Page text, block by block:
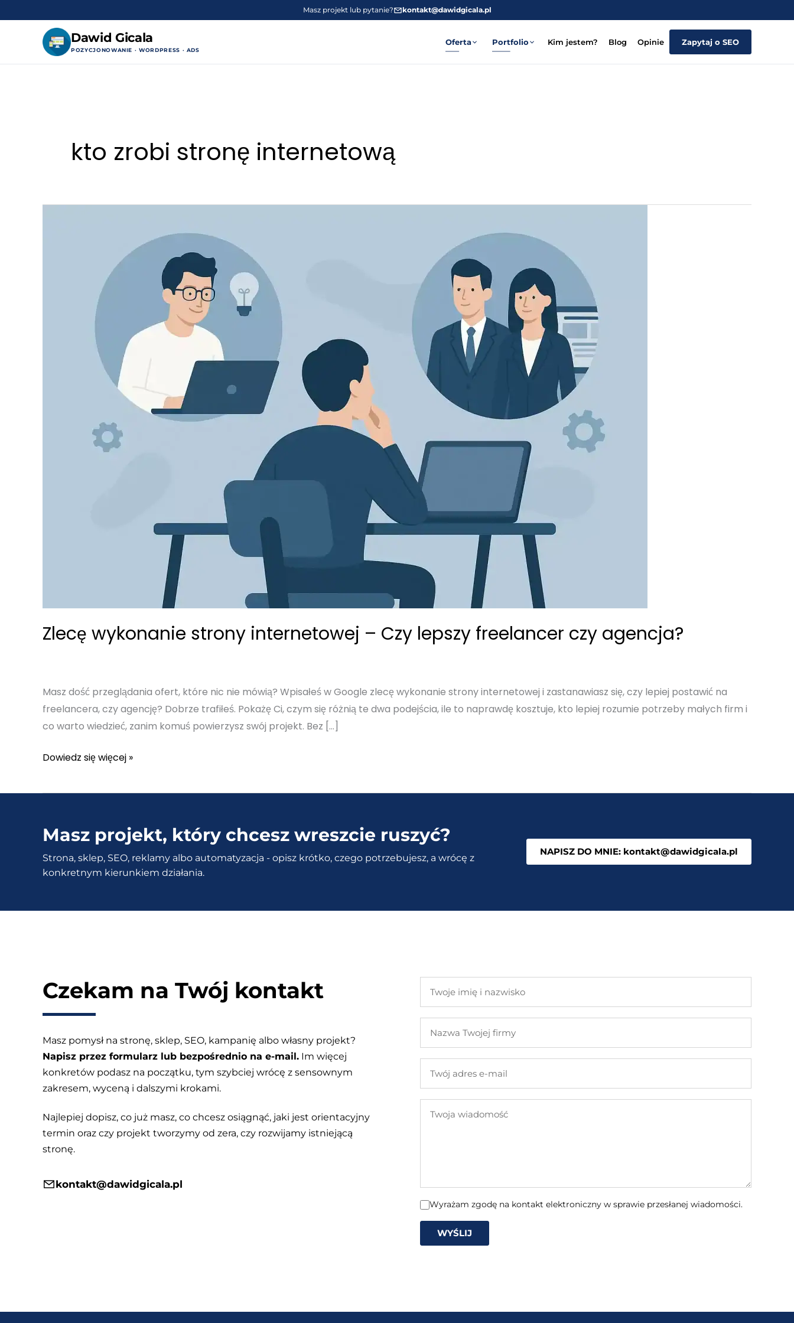
Masz projekt lub pytanie? kontakt@dawidgicala.pl
Dawid Gicala
POZYCJONOWANIE · WORDPRESS · ADS
Oferta Portfolio Kim jestem? Blog Opinie Zapytaj o SEO
kto zrobi stronę internetową
Zlecę wykonanie strony internetowej – Czy lepszy freelancer czy agencja?
Masz dość przeglądania ofert, które nic nie mówią? Wpisałeś w Google zlecę wykonanie strony internetowej i zastanawiasz się, czy lepiej postawić na
freelancera, czy agencję? Dobrze trafiłeś. Pokażę Ci, czym się różnią te dwa podejścia, ile to naprawdę kosztuje, kto lepiej rozumie potrzeby małych firm i
co warto wiedzieć, zanim komuś powierzysz swój projekt. Bez […]
Zlecę
strony
–
Czy
lepszy
freelancer
agencja?
Dowiedz się więcej »
Masz projekt, który chcesz wreszcie ruszyć?
Strona, sklep, SEO, reklamy albo automatyzacja - opisz krótko, czego potrzebujesz, a wrócę z
konkretnym kierunkiem działania.
NAPISZ DO MNIE: kontakt@dawidgicala.pl
Czekam na Twój kontakt
Masz pomysł na stronę, sklep, SEO, kampanię albo własny projekt?
Napisz przez formularz lub bezpośrednio na e-mail. Im więcej
konkretów podasz na początku, tym szybciej wrócę z sensownym
zakresem, wyceną i dalszymi krokami.
Najlepiej dopisz, co już masz, co chcesz osiągnąć, jaki jest orientacyjny
termin oraz czy projekt tworzymy od zera, czy rozwijamy istniejącą
stronę.
kontakt@dawidgicala.pl
imię
nazwisko
Twojej
adres
mail
wiadomość
Wyrażam zgodę na kontakt elektroniczny w sprawie przesłanej wiadomości.
WYŚLIJ